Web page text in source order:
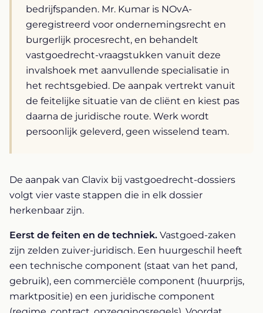
bedrijfspanden. Mr. Kumar is NOvA-
geregistreerd voor ondernemingsrecht en
burgerlijk procesrecht, en behandelt
vastgoedrecht-vraagstukken vanuit deze
invalshoek met aanvullende specialisatie in
het rechtsgebied. De aanpak vertrekt vanuit
de feitelijke situatie van de cliënt en kiest pas
daarna de juridische route. Werk wordt
persoonlijk geleverd, geen wisselend team.
De aanpak van Clavix bij vastgoedrecht-dossiers
volgt vier vaste stappen die in elk dossier
herkenbaar zijn.
Eerst de feiten en de techniek. Vastgoed-zaken
zijn zelden zuiver-juridisch. Een huurgeschil heeft
een technische component (staat van het pand,
gebruik), een commerciële component (huurprijs,
marktpositie) en een juridische component